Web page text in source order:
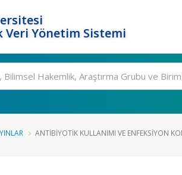
Veri Yönetim Sistemi
ANTIBIYOTIK KULLANIMI VE ENFEKSIYON